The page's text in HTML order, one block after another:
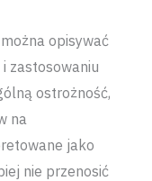
opisywać
zastosowaniu
ostrożność,
na
jako
nie przenosić